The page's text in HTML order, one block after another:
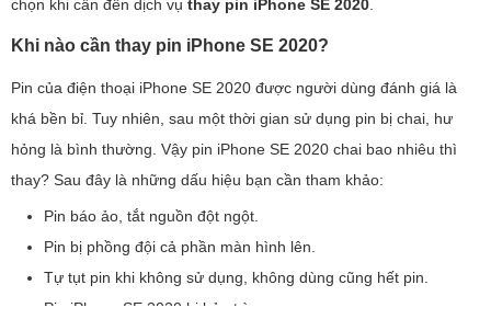
chọn khi cần đến dịch vụ thay pin iPhone SE 2020
Khi nào cần thay pin iPhone SE 2020?
Pin của điện thoại iPhone SE 2020 được người dùng đánh giá là
khá bền bỉ. Tuy nhiên, sau một thời gian sử dụng pin bị chai, hư
hỏng là bình thường. Vậy pin iPhone SE 2020 chai bao nhiêu thì
thay? Sau đây là những dấu hiệu bạn cần tham khảo:
Pin báo ảo, tắt nguồn đột ngột.
Pin bị phồng đội cả phần màn hình lên.
Tự tụt pin khi không sử dụng, không dùng cũng hết pin.
Pin iPhone SE 2020 bị bảo trì.